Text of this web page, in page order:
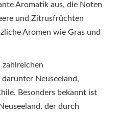
Aromatik aus, die Noten
und Zitrusfrüchten
Aromen wie Gras und
zahlreichen
Neuseeland,
Besonders bekannt ist
der durch